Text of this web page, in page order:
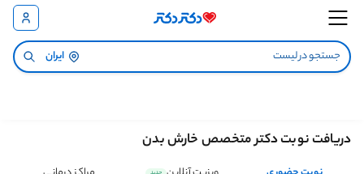
ایران
دریافت نوبت دکتر متخصص خارش بدن